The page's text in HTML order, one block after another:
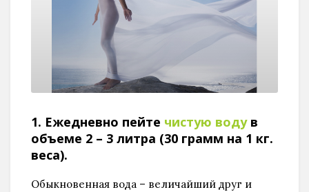
1. Ежедневно пейте чистую водув
объеме 2 – 3 литра (30 грамм на 1 кг.
веса).
Обыкновенная вода – величайший друг и